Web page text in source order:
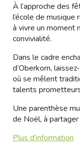
À l’approche des
l’école de
à vivre un moment
convivialité.
Dans le cadre
d’Oberkorn,
où se mêlent
talents
Une parenthèse
de Noël, à
Plus d'information